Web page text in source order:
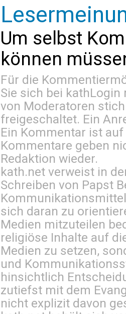
Um selbst
können
Für die
Sie sich bei kathLogin
von Moderatoren
freigeschaltet. Ein
Ein Kommentar ist
Kommentare geben
Redaktion wieder.
kath.net verweist in
Schreiben von Papst
sich daran zu
Medien mitzuteilen
religiöse Inhalte auf
Medien zu setzen,
und
hinsichtlich
zutiefst mit dem
nicht explizit davon